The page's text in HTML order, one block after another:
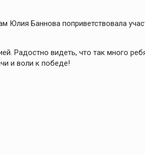
Юлия Баннова поприветствовала
Радостно видеть, что так много
и воли к победе!